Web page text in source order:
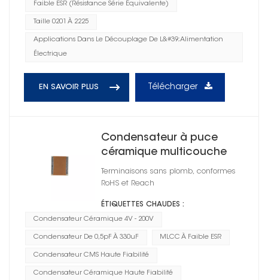
Faible ESR (résistance Série Équivalente)
Taille 0201 À 2225
Applications Dans Le Découplage De L&#39;alimentation
Électrique
EN SAVOIR PLUS Télécharger
Condensateur à puce
céramique multicouche
CMS 0402
Terminaisons sans plomb, conformes
RoHS et Reach
ÉTIQUETTES CHAUDES :
Condensateur Céramique 4V - 200V
Condensateur De 0,5pF À 330uF MLCC À Faible ESR
Condensateur CMS Haute Fiabilité
Condensateur Céramique Haute Fiabilité